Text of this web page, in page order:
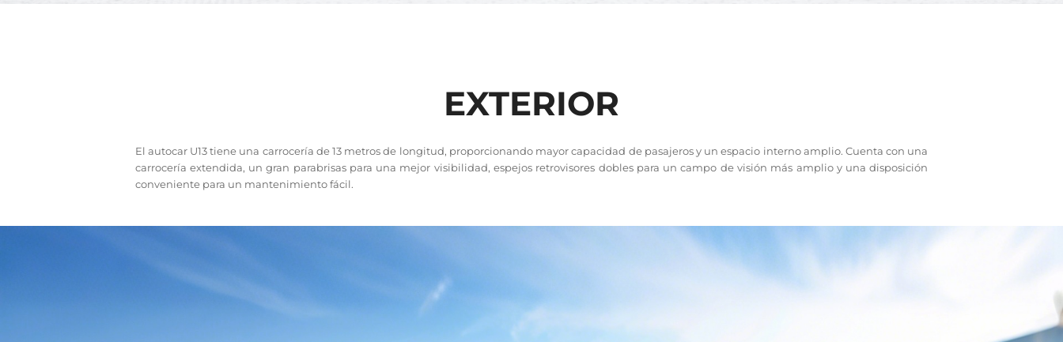
EXTERIOR
El autocar U13 tiene una carrocería de 13 metros de longitud, proporcionando mayor capacidad de pasajeros y un espacio interno amplio. Cuenta con una
carrocería extendida, un gran parabrisas para una mejor visibilidad, espejos retrovisores dobles para un campo de visión más amplio y una disposición
conveniente para un mantenimiento fácil.